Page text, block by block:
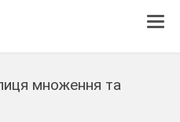
множення та